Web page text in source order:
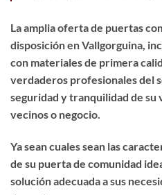
La amplia oferta de puertas
disposición en Vallgorguina,
con materiales de primera
verdaderos profesionales del
seguridad y tranquilidad de su
vecinos o negocio.
Ya sean cuales sean las
de su puerta de comunidad
solución adecuada a sus